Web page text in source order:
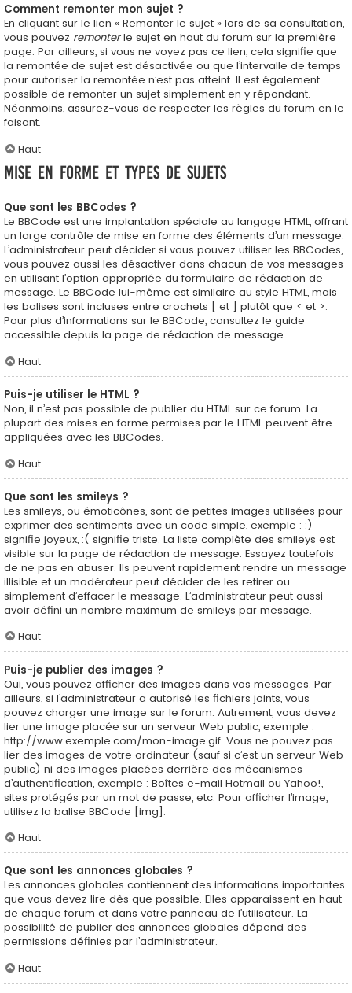
Comment remonter mon sujet ?
En cliquant sur le lien « Remonter le sujet » lors de sa consultation,
vous pouvez remonterle sujet en haut du forum sur la première
page. Par ailleurs, si vous ne voyez pas ce lien, cela signifie que
la remontée de sujet est désactivée ou que l’intervalle de temps
pour autoriser la remontée n’est pas atteint. Il est également
possible de remonter un sujet simplement en y répondant.
Néanmoins, assurez-vous de respecter les règles du forum en le
faisant.
Haut
Mise en forme et types de sujets
Que sont les BBCodes ?
Le BBCode est une implantation spéciale au langage HTML, offrant
un large contrôle de mise en forme des éléments d’un message.
L’administrateur peut décider si vous pouvez utiliser les BBCodes,
vous pouvez aussi les désactiver dans chacun de vos messages
en utilisant l’option appropriée du formulaire de rédaction de
message. Le BBCode lui-même est similaire au style HTML, mais
les balises sont incluses entre crochets [ et ] plutôt que < et >.
Pour plus d’informations sur le BBCode, consultez le guide
accessible depuis la page de rédaction de message.
Haut
Puis-je utiliser le HTML ?
Non, il n’est pas possible de publier du HTML sur ce forum. La
plupart des mises en forme permises par le HTML peuvent être
appliquées avec les BBCodes.
Haut
Que sont les smileys ?
Les smileys, ou émoticônes, sont de petites images utilisées pour
exprimer des sentiments avec un code simple, exemple : :)
signifie joyeux, :( signifie triste. La liste complète des smileys est
visible sur la page de rédaction de message. Essayez toutefois
de ne pas en abuser. Ils peuvent rapidement rendre un message
illisible et un modérateur peut décider de les retirer ou
simplement d’effacer le message. L’administrateur peut aussi
avoir défini un nombre maximum de smileys par message.
Haut
Puis-je publier des images ?
Oui, vous pouvez afficher des images dans vos messages. Par
ailleurs, si l’administrateur a autorisé les fichiers joints, vous
pouvez charger une image sur le forum. Autrement, vous devez
lier une image placée sur un serveur Web public, exemple :
http://www.exemple.com/mon-image.gif. Vous ne pouvez pas
lier des images de votre ordinateur (sauf si c’est un serveur Web
public) ni des images placées derrière des mécanismes
d’authentification, exemple : Boîtes e-mail Hotmail ou Yahoo!,
sites protégés par un mot de passe, etc. Pour afficher l’image,
utilisez la balise BBCode [img].
Haut
Que sont les annonces globales ?
Les annonces globales contiennent des informations importantes
que vous devez lire dès que possible. Elles apparaissent en haut
de chaque forum et dans votre panneau de l’utilisateur. La
possibilité de publier des annonces globales dépend des
permissions définies par l’administrateur.
Haut